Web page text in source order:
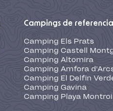
Campings de referencia
Camping Els Prats
Camping Castell
Camping Altomira
Camping Amfora
Camping El Delfin
Camping Gavina
Camping Playa